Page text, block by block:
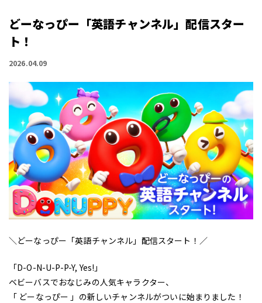
どーなっぴー「英語チャンネル」配信スター
ト！
2026.04.09
＼どーなっぴー「英語チャンネル」配信スタート！／
「D-O-N-U-P-P-Y, Yes!」
ベビーバスでおなじみの人気キャラクター、
「 どーなっぴー 」の新しいチャンネルがついに始まりました！